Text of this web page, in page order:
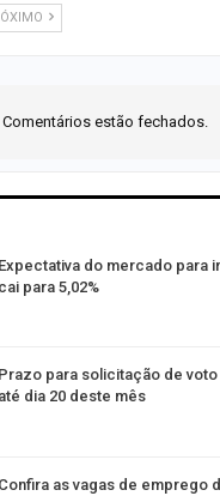
Comentários estão fechados.
Expectativa do mercado para
cai para 5,02%
Prazo para solicitação de voto
até dia 20 deste mês
Confira as vagas de emprego